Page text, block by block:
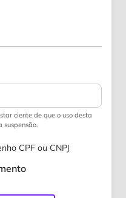
ciente de que o uso desta
CPF ou CNPJ